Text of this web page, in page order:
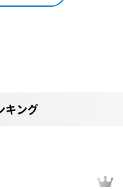
キング